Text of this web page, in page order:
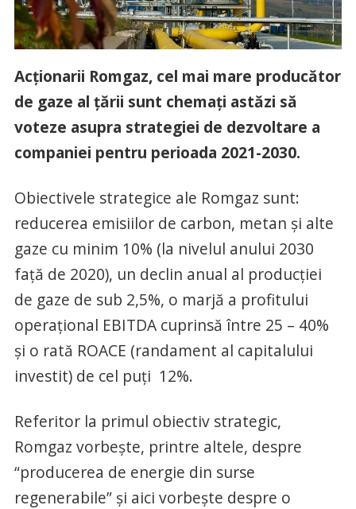
Acționarii Romgaz, cel mai mare producător
de gaze al țării sunt chemați astăzi să
voteze asupra strategiei de dezvoltare a
companiei pentru perioada 2021-2030.
Obiectivele strategice ale Romgaz sunt:
reducerea emisiilor de carbon, metan și alte
gaze cu minim 10% (la nivelul anului 2030
față de 2020), un declin anual al producției
de gaze de sub 2,5%, o marjă a profitului
operațional EBITDA cuprinsă între 25 – 40%
și o rată ROACE (randament al capitalului
investit) de cel puți 12%.
Referitor la primul obiectiv strategic,
Romgaz vorbește, printre altele, despre
“producerea de energie din surse
regenerabile” și aici vorbește despre o